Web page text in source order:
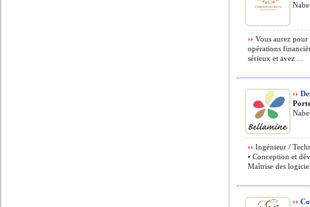
›› Vous aurez pour
opérations
sérieux et avez ...
››
›› Ingénieur /
• Conception et
Maîtrise des
››